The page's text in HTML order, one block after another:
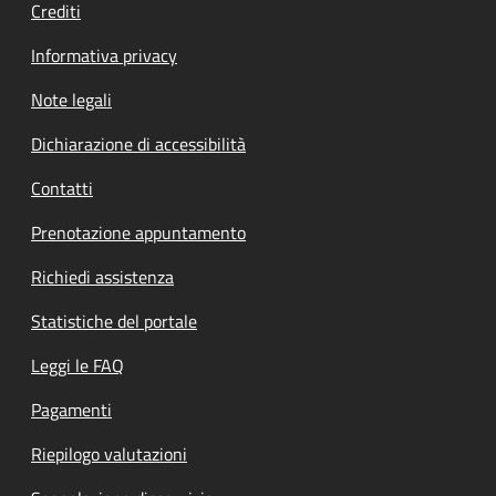
Crediti
Informativa privacy
Note legali
Dichiarazione di accessibilità
Contatti
Prenotazione appuntamento
Richiedi assistenza
Statistiche del portale
Leggi le FAQ
Pagamenti
Riepilogo valutazioni